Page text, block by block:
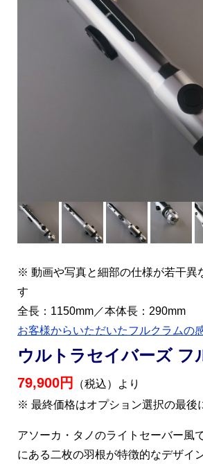
※ 動画や写真と細部の仕様が若干異
す
全長：1150mm／本体長：290mm
お客様からいただいたフルクラムの
ウルトラセイバーズ フ
79,900円
（税込）より
※ 最終価格はオプション選択の最後
アソーカ・タノのライトセーバー風
にある二枚の羽根が特徴的なデザイ